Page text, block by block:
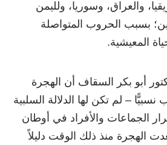
والعراق، وسوريا، ولليمن
بسبب الحروب المتواصلة
المعيشية.
أبو بكر السقاف أن الهجرة
– لم تكن لها الدلالة السلبية
الجماعات والأفراد في أوطان
الهجرة منذ ذلك الوقت دليلاً